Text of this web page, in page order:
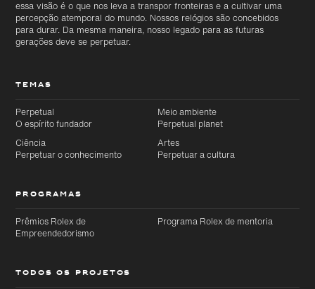
essa visão é o que nos leva a transpor fronteiras e a cultivar uma
percepção atemporal do mundo. Nossos relógios são concebidos
para durar. Da mesma maneira, nosso legado para as futuras
gerações deve se perpetuar.
TEMAS
Perpetual
O espírito fundador
Meio ambiente
Perpetual planet
Ciência
Perpetuar o conhecimento
Artes
Perpetuar a cultura
PROGRAMAS
Prêmios Rolex de
Empreendedorismo
Programa Rolex de mentoria
TODOS OS PROJETOS